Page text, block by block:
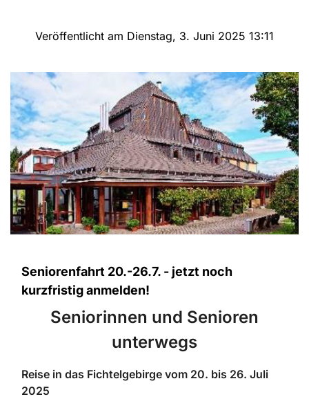
Veröffentlicht am Dienstag, 3. Juni 2025 13:11
Seniorenfahrt 20.-26.7. - jetzt noch
kurzfristig anmelden!
Seniorinnen und Senioren
unterwegs
Reise in das Fichtelgebirge vom 20. bis 26. Juli
2025